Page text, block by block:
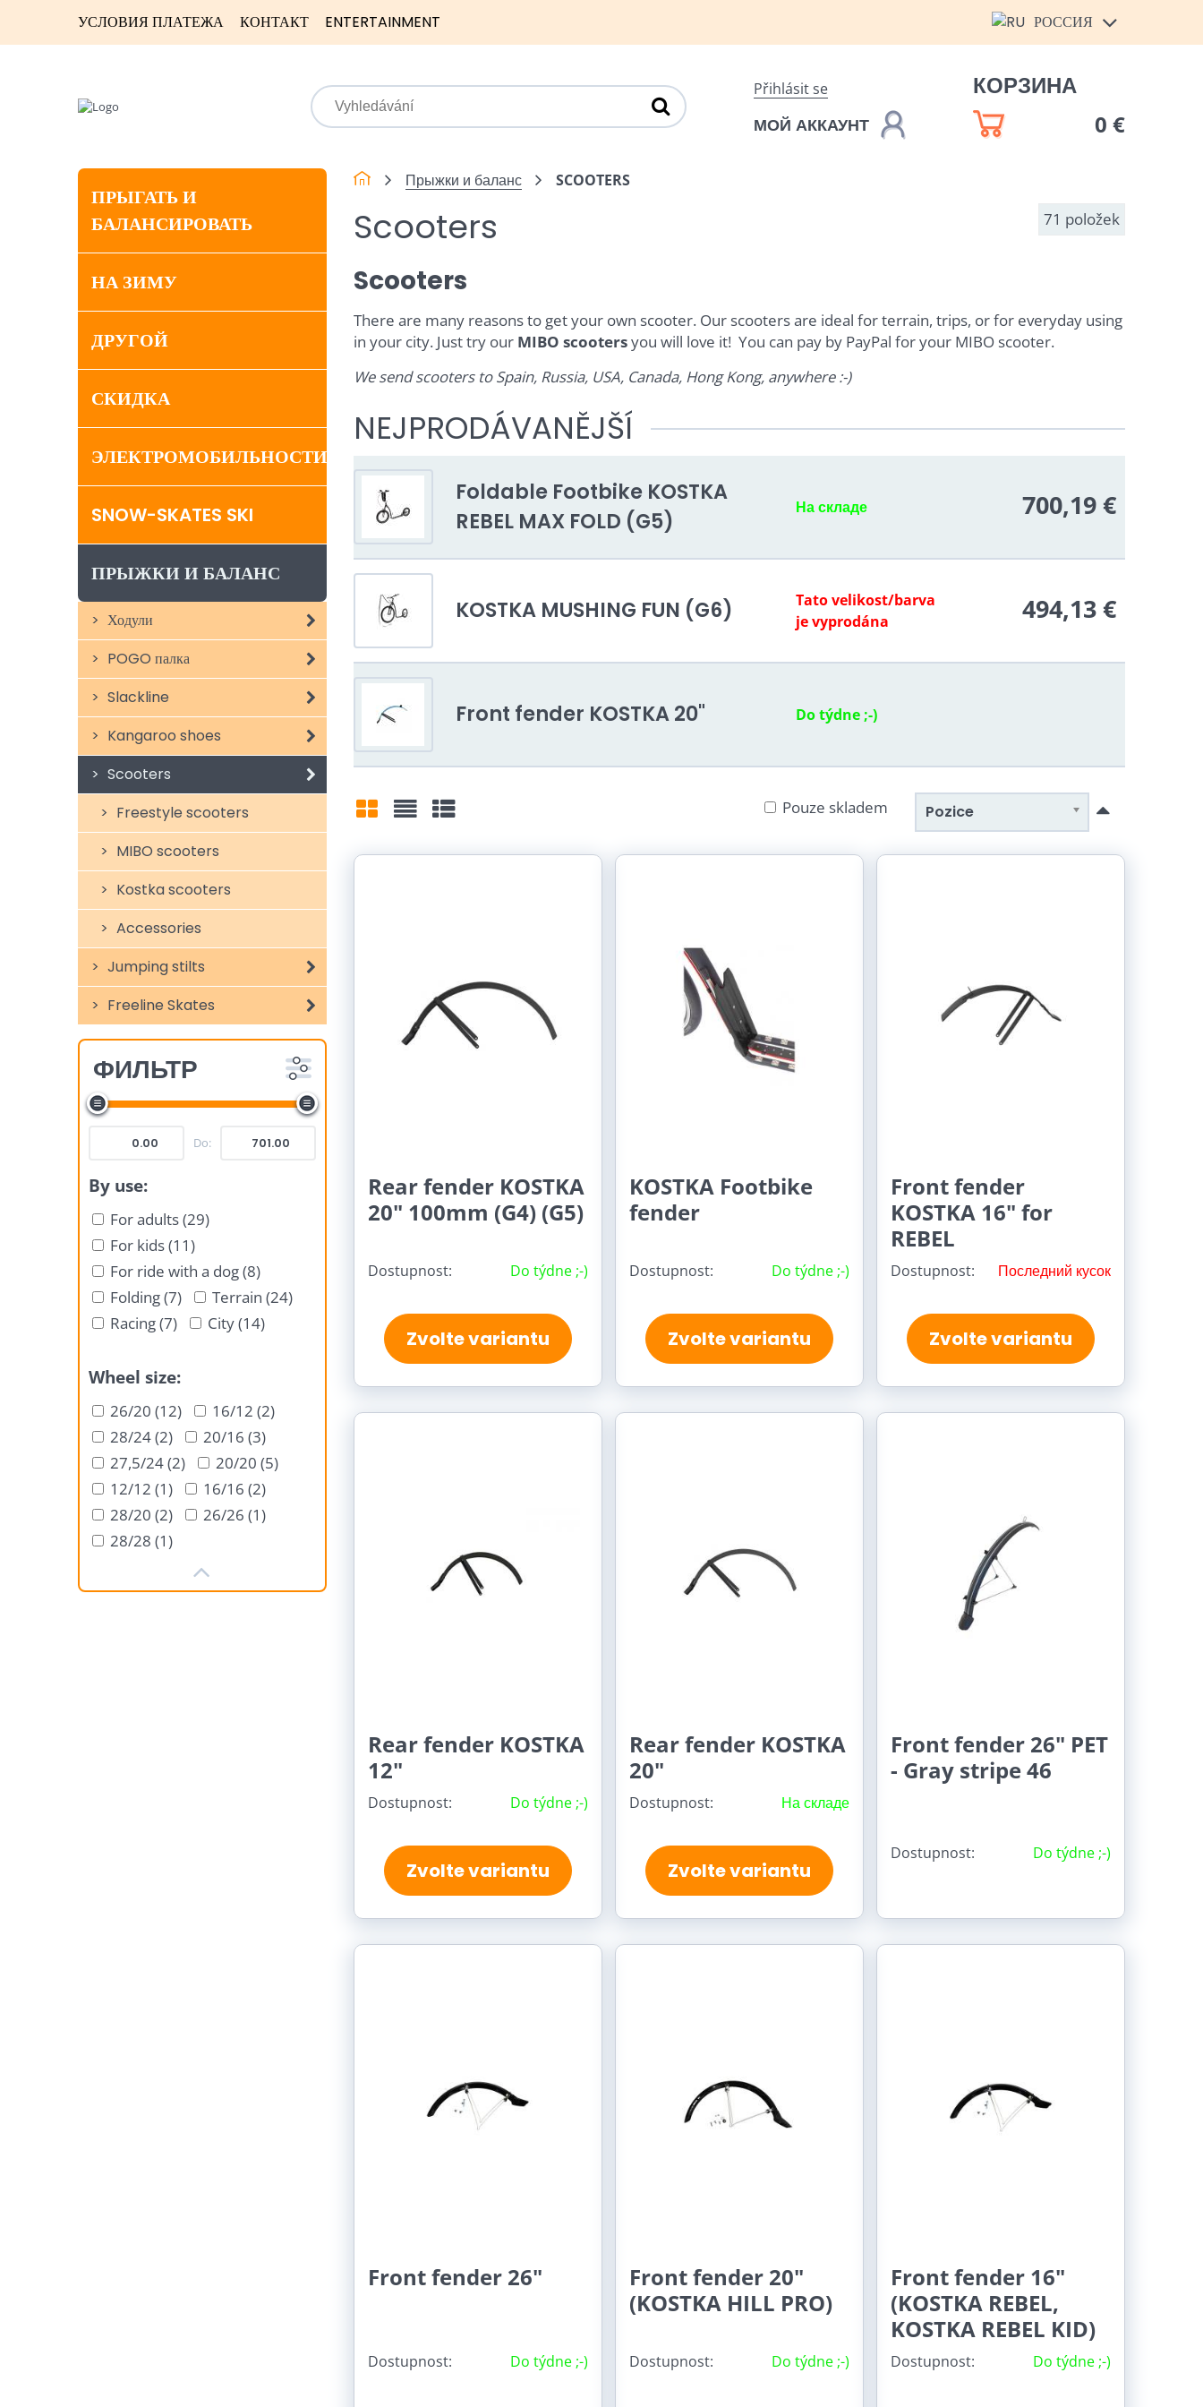
УСЛОВИЯ ПЛАТЕЖА КОНТАКТ ENTERTAINMENT РОССИЯ
Přihlásit se
МОЙ АККАУНТ
КОРЗИНА
0 €
ПРЫГАТЬ И
БАЛАНСИРОВАТЬ
НА ЗИМУ
ДРУГОЙ
СКИДКА
ЭЛЕКТРОМОБИЛЬНОСТИ
SNOW-SKATES SKI
ПРЫЖКИ И БАЛАНС
Ходули
POGO палка
Slackline
Kangaroo shoes
Scooters
Freestyle scooters
MIBO scooters
Kostka scooters
Accessories
Jumping stilts
Freeline Skates
ФИЛЬТР
Do:
By use:
For adults (29)
For kids (11)
For ride with a dog (8)
Folding (7)
Terrain (24)
Racing (7)
City (14)
Wheel size:
26/20 (12)
16/12 (2)
28/24 (2)
20/16 (3)
27,5/24 (2)
20/20 (5)
12/12 (1)
16/16 (2)
28/20 (2)
26/26 (1)
28/28 (1)
Прыжки и баланс SCOOTERS
Scooters 71 položek
Scooters
There are many reasons to get your own scooter. Our scooters are ideal for terrain, trips, or for everyday using
in your city. Just try our MIBO scootersyou will love it! You can pay by PayPal for your MIBO scooter.
We send scooters to Spain, Russia, USA, Canada, Hong Kong, anywhere :-)
NEJPRODÁVANĚJŠÍ
Foldable Footbike KOSTKA
REBEL MAX FOLD (G5)
На складе 700,19 €
KOSTKA MUSHING FUN (G6)
Tato velikost/barva
je vyprodána
494,13 €
Front fender KOSTKA 20" Do týdne ;-)
Pozice
Pouze skladem
Rear fender KOSTKA
20" 100mm (G4) (G5)
Dostupnost: Do týdne ;-)
Zvolte variantu
KOSTKA Footbike
fender
Dostupnost: Do týdne ;-)
Zvolte variantu
Front fender
KOSTKA 16" for
REBEL
Dostupnost: Последний кусок
Zvolte variantu
Rear fender KOSTKA
12"
Dostupnost: Do týdne ;-)
Zvolte variantu
Rear fender KOSTKA
20"
Dostupnost: На складе
Zvolte variantu
Front fender 26" PET
- Gray stripe 46
Dostupnost: Do týdne ;-)
Front fender 26"
Dostupnost: Do týdne ;-)
Front fender 20"
(KOSTKA HILL PRO)
Dostupnost: Do týdne ;-)
Front fender 16"
(KOSTKA REBEL,
KOSTKA REBEL KID)
Dostupnost: Do týdne ;-)